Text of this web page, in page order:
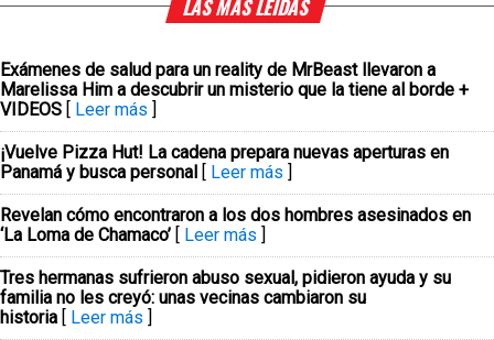
LAS MÁS LEÍDAS
Exámenes de salud para un reality de MrBeast llevaron a
Marelissa Him a descubrir un misterio que la tiene al borde +
VIDEOS [ Leer más ]
¡Vuelve Pizza Hut! La cadena prepara nuevas aperturas en
Panamá y busca personal [ Leer más ]
Revelan cómo encontraron a los dos hombres asesinados en
‘La Loma de Chamaco’ [ Leer más ]
Tres hermanas sufrieron abuso sexual, pidieron ayuda y su
familia no les creyó: unas vecinas cambiaron su
historia [ Leer más ]